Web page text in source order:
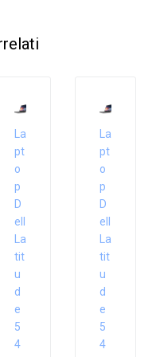
La
pt
o
p
D
ell
La
tit
u
d
e
5
4
La
pt
o
p
D
ell
La
tit
u
d
e
5
4